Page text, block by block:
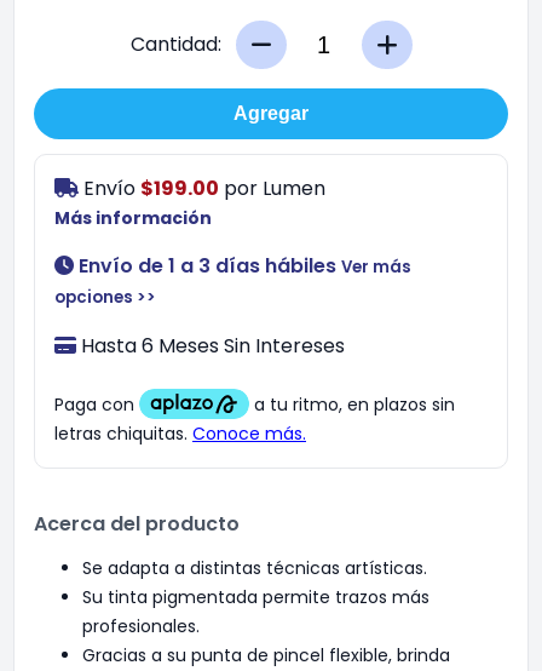
Cantidad:
Agregar
Envío $199.00 por Lumen
Más información
Envío de 1 a 3 días hábiles Ver más
opciones >>
Hasta 6 Meses Sin Intereses
Acerca del producto
Se adapta a distintas técnicas artísticas.
Su tinta pigmentada permite trazos más
profesionales.
Gracias a su punta de pincel flexible, brinda